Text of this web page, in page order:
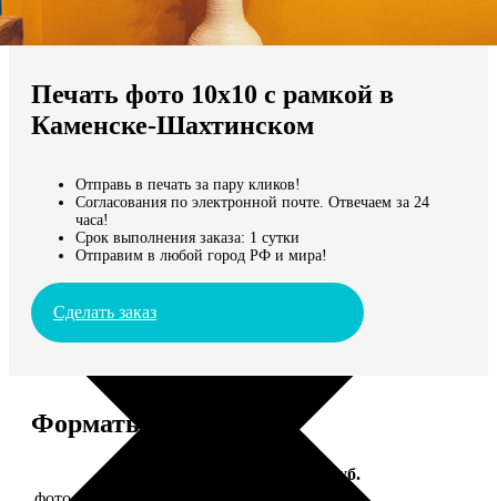
Мы доставляем по всему миру
Продолжить без города
Печать фото 10х10 с рамкой в
Каменске-Шахтинском
Отправь в печать за пару кликов!
Согласования по электронной почте. Отвечаем за 24
часа!
Срок выполнения заказа: 1 сутки
Отправим в любой город РФ и мира!
Сделать заказ
Форматы и цены
Цена, руб.